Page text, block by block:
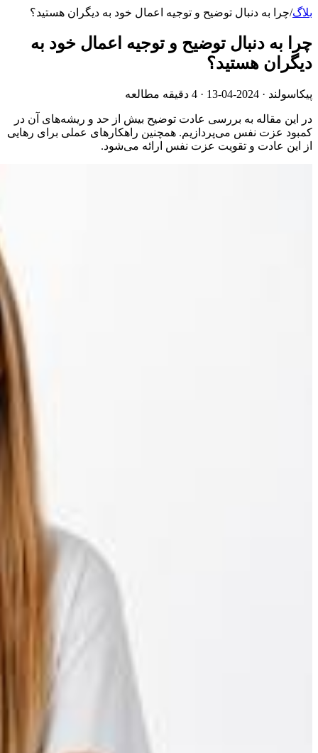
بلاگ/چرا به دنبال توضیح و توجیه اعمال خود به دیگران هستید؟
چرا به دنبال توضیح و توجیه اعمال خود به
دیگران هستید؟
پیکاسولند · 2024-04-13 · 4 دقیقه مطالعه
در این مقاله به بررسی عادت توضیح بیش از حد و ریشه‌های آن در
کمبود عزت نفس می‌پردازیم. همچنین راهکارهای عملی برای رهایی
از این عادت و تقویت عزت نفس ارائه می‌شود.